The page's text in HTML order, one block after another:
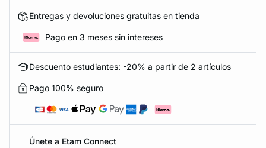
Entregas y devoluciones gratuitas en tienda
Pago en 3 meses sin intereses
Descuento estudiantes: -20% a partir de 2 artículos
Pago 100% seguro
Únete a Etam Connect